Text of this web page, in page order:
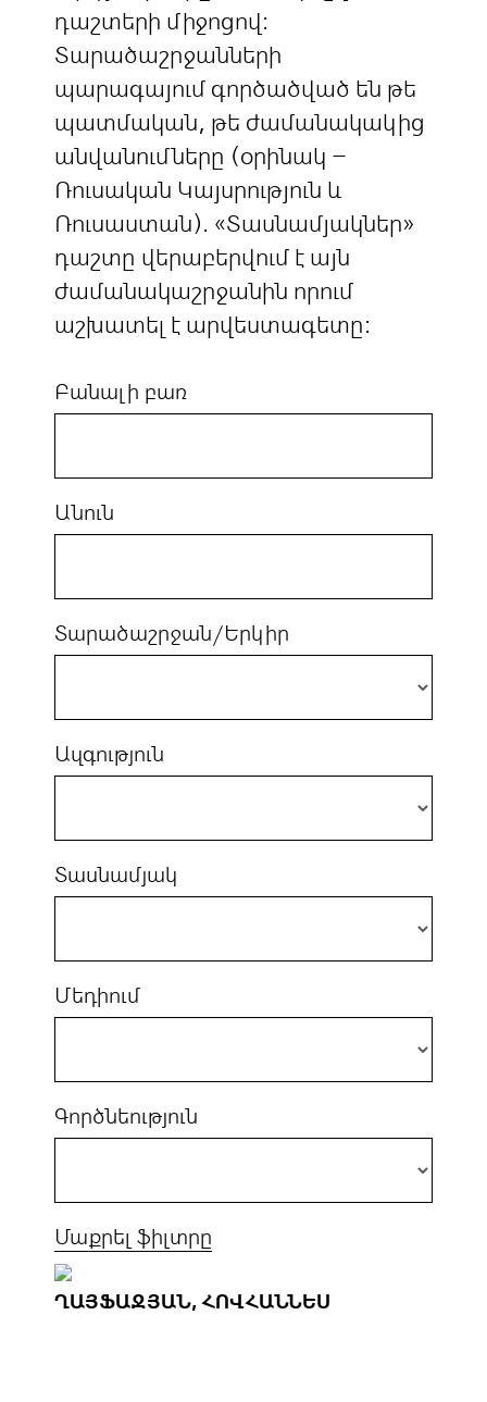
դաշտերի միջոցով:
Տարածաշրջանների
պարագայում գործածված են թե
պատմական, թե ժամանակակից
անվանումները (օրինակ –
Ռուսական Կայսրություն և
Ռուսաստան). «Տասնամյակներ»
դաշտը վերաբերվում է այն
ժամանակաշրջանին որում
աշխատել է արվեստագետը:
Բանալի բառ
Անուն
Տարածաշրջան/Երկիր
Ազգություն
Տասնամյակ
Մեդիում
Գործնեություն
Մաքրել ֆիլտրը
ՂԱՅՖԱՋՅԱՆ, ՀՈՎՀԱՆՆԵՍ